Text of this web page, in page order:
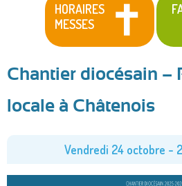
HORAIRES
MESSES
Chantier diocésain –
locale à Châtenois
Vendredi 24 octobre -